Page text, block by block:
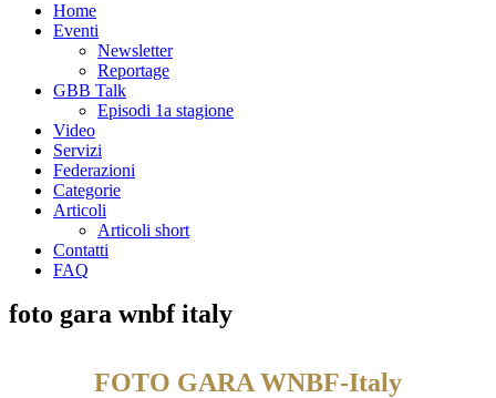
Home
Eventi
Newsletter
Reportage
GBB Talk
Episodi 1a stagione
Video
Servizi
Federazioni
Categorie
Articoli
Articoli short
Contatti
FAQ
foto gara wnbf italy
FOTO GARA WNBF-Italy